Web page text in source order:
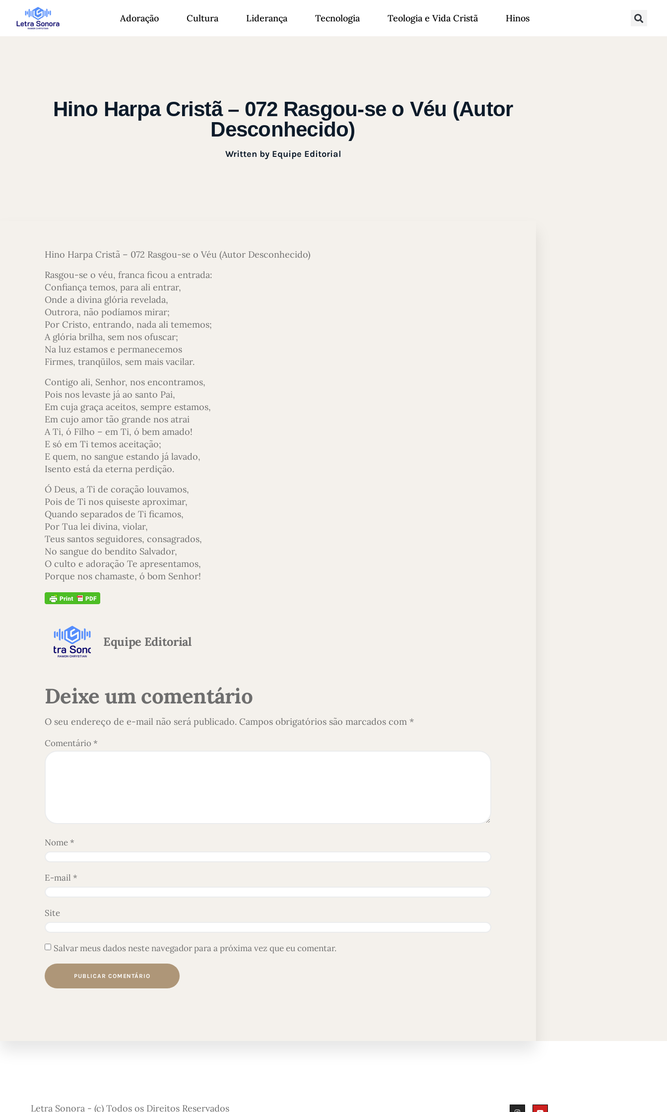
Adoração Cultura Liderança Tecnologia Teologia e Vida Cristã Hinos
Hino Harpa Cristã – 072 Rasgou-se o Véu (Autor
Desconhecido)
Written byEquipe Editorial
Hino Harpa Cristã – 072 Rasgou-se o Véu (Autor Desconhecido)
Rasgou-se o véu, franca ficou a entrada:
Confiança temos, para ali entrar,
Onde a divina glória revelada,
Outrora, não podíamos mirar;
Por Cristo, entrando, nada ali tememos;
A glória brilha, sem nos ofuscar;
Na luz estamos e permanecemos
Firmes, tranqüilos, sem mais vacilar.
Contigo ali, Senhor, nos encontramos,
Pois nos levaste já ao santo Pai,
Em cuja graça aceitos, sempre estamos,
Em cujo amor tão grande nos atrai
A Ti, ó Filho – em Ti, ó bem amado!
E só em Ti temos aceitação;
E quem, no sangue estando já lavado,
Isento está da eterna perdição.
Ó Deus, a Ti de coração louvamos,
Pois de Ti nos quiseste aproximar,
Quando separados de Ti ficamos,
Por Tua lei divina, violar,
Teus santos seguidores, consagrados,
No sangue do bendito Salvador,
O culto e adoração Te apresentamos,
Porque nos chamaste, ó bom Senhor!
Equipe Editorial
Deixe um comentário
O seu endereço de e-mail não será publicado. Campos obrigatórios são marcados com *
Comentário*
Nome*
E-mail *
Site
Salvar meus dados neste navegador para a próxima vez que eu comentar.
Letra Sonora - (c) Todos os Direitos Reservados